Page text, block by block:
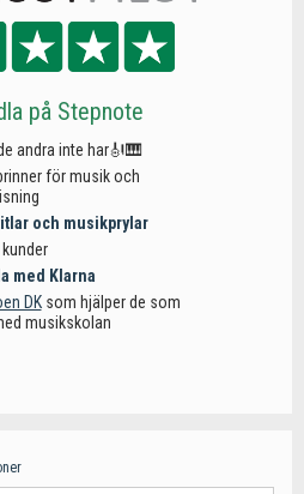
på Stepnote
andra inte har🎻🎹
för musik och
och musikprylar
med Klarna
DKsom hjälper de som
musikskolan